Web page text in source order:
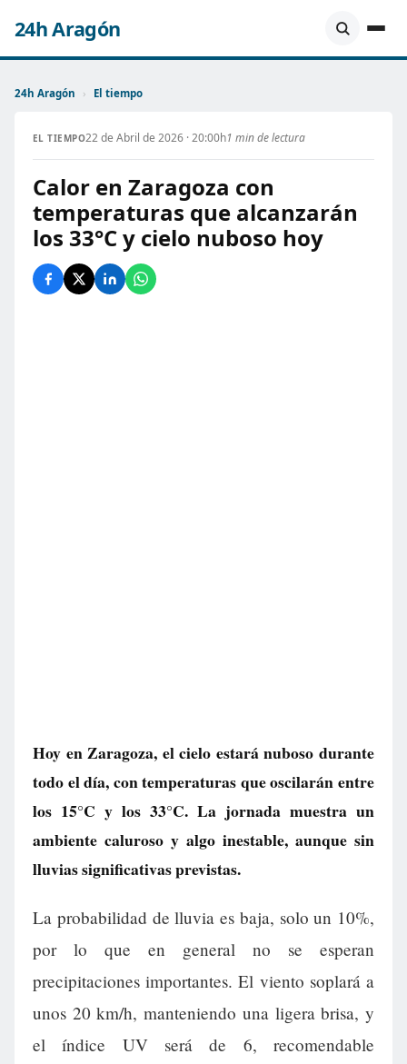
24h Aragón
24h Aragón › El tiempo
EL TIEMPO22 de Abril de 2026 · 20:00h1 min de lectura
Calor en Zaragoza con
temperaturas que alcanzarán
los 33°C y cielo nuboso hoy
Hoy en Zaragoza, el cielo estará nuboso durante
todo el día, con temperaturas que oscilarán entre
los 15°C y los 33°C. La jornada muestra un
ambiente caluroso y algo inestable, aunque sin
lluvias significativas previstas.
La probabilidad de lluvia es baja, solo un 10%,
por lo que en general no se esperan
precipitaciones importantes. El viento soplará a
unos 20 km/h, manteniendo una ligera brisa, y
el índice UV será de 6, recomendable